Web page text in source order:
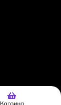
Корзина